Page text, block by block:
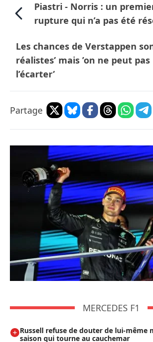
Piastri - Norris : un
rupture qui n’a pas été
Les chances de Verstappen
réalistes’ mais ’on ne peut pas
l’écarter’
Partage
MERCEDES F1
Russell refuse de douter de lui-même
saison qui tourne au cauchemar